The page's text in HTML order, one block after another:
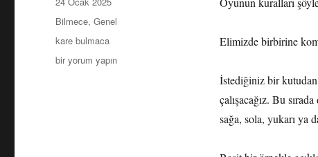
Elimizde birbirine
İstediğiniz bir
çalışacağız. Bu
sağa, sola, yukarı ya
tarihi
Kategoriler
Bilmece,Genel
Etiketler
kare bulmaca
Bir
bir yorum yapın